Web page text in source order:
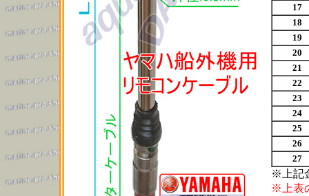
17
18
19
20
21
22
23
24
25
26
27
※上記
※上表